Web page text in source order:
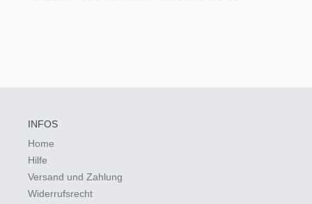
INFOS
Home
Hilfe
Versand und Zahlung
Widerrufsrecht